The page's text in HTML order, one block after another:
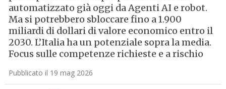
automatizzato già oggi da Agenti AI e robot.
Ma si potrebbero sbloccare fino a 1.900
miliardi di dollari di valore economico entro il
2030. L’Italia ha un potenziale sopra la media.
Focus sulle competenze richieste e a rischio
Pubblicato il 19 mag 2026